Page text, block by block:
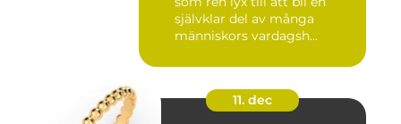
självklar del av många
människors vardagsh...
11. dec